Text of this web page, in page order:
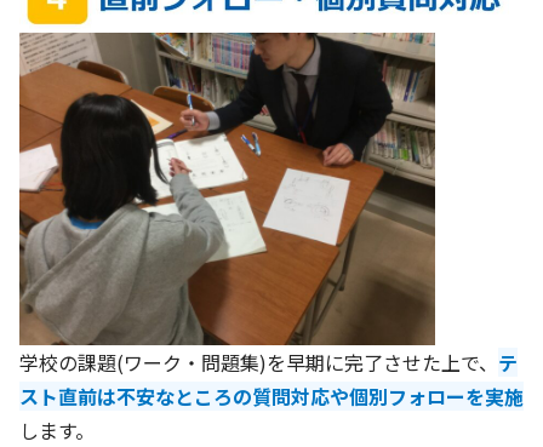
学校の課題(ワーク・問題集)を早期に完了させた上で、 テ
スト直前は不安なところの質問対応や個別フォローを実施
します。